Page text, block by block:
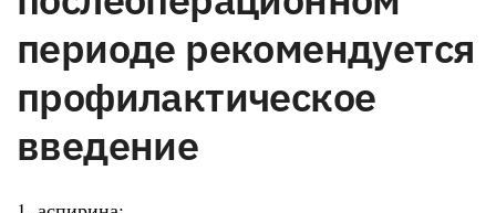
периоде рекомендуется
профилактическое
введение